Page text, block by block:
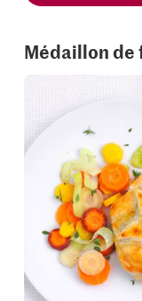
Médaillon